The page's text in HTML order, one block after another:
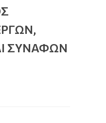
ΣΥΝΑΦΩΝ